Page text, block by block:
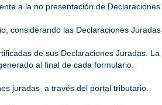
a la no presentación de
considerando las Declaraciones
de sus Declaraciones Juradas.
al final de cada formulario.
juradas a través del portal tributario.